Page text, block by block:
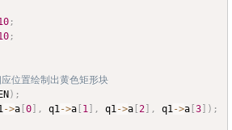
;
;
位置绘制出黄色矩形块
) ;
->a 0 , q1->a 1 , q1->a 2 , q1->a 3 ) ;